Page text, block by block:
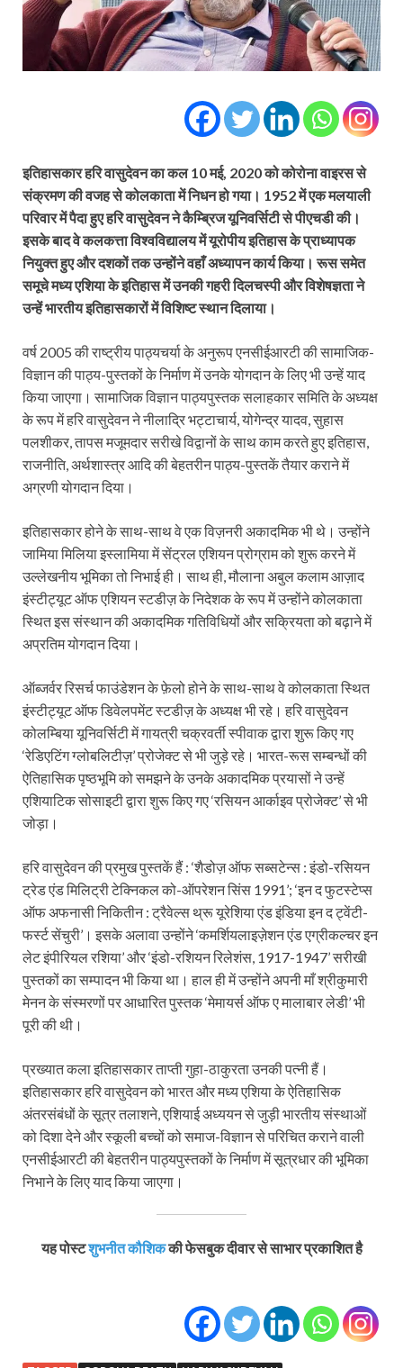
इतिहासकार हरि वासुदेवन का कल 10 मई, 2020 को कोरोना वाइरस से
संक्रमण की वजह से कोलकाता में निधन हो गया। 1952 में एक मलयाली
परिवार में पैदा हुए हरि वासुदेवन ने कैम्ब्रिज यूनिवर्सिटी से पीएचडी की।
इसके बाद वे कलकत्ता विश्वविद्यालय में यूरोपीय इतिहास के प्राध्यापक
नियुक्त हुए और दशकों तक उन्होंने वहाँ अध्यापन कार्य किया। रूस समेत
समूचे मध्य एशिया के इतिहास में उनकी गहरी दिलचस्पी और विशेषज्ञता ने
उन्हें भारतीय इतिहासकारों में विशिष्ट स्थान दिलाया।
वर्ष 2005 की राष्ट्रीय पाठ्यचर्या के अनुरूप एनसीईआरटी की सामाजिक-
विज्ञान की पाठ्य-पुस्तकों के निर्माण में उनके योगदान के लिए भी उन्हें याद
किया जाएगा। सामाजिक विज्ञान पाठ्यपुस्तक सलाहकार समिति के अध्यक्ष
के रूप में हरि वासुदेवन ने नीलाद्रि भट्टाचार्य, योगेन्द्र यादव, सुहास
पलशीकर, तापस मजूमदार सरीखे विद्वानों के साथ काम करते हुए इतिहास,
राजनीति, अर्थशास्त्र आदि की बेहतरीन पाठ्य-पुस्तकें तैयार कराने में
अग्रणी योगदान दिया।
इतिहासकार होने के साथ-साथ वे एक विज़नरी अकादमिक भी थे। उन्होंने
जामिया मिलिया इस्लामिया में सेंट्रल एशियन प्रोग्राम को शुरू करने में
उल्लेखनीय भूमिका तो निभाई ही। साथ ही, मौलाना अबुल कलाम आज़ाद
इंस्टीट्यूट ऑफ एशियन स्टडीज़ के निदेशक के रूप में उन्होंने कोलकाता
स्थित इस संस्थान की अकादमिक गतिविधियों और सक्रियता को बढ़ाने में
अप्रतिम योगदान दिया।
ऑब्जर्वर रिसर्च फाउंडेशन के फ़ेलो होने के साथ-साथ वे कोलकाता स्थित
इंस्टीट्यूट ऑफ डिवेलपमेंट स्टडीज़ के अध्यक्ष भी रहे। हरि वासुदेवन
कोलम्बिया यूनिवर्सिटी में गायत्री चक्रवर्ती स्पीवाक द्वारा शुरू किए गए
‘रेडिएटिंग ग्लोबलिटीज़’ प्रोजेक्ट से भी जुड़े रहे। भारत-रूस सम्बन्धों की
ऐतिहासिक पृष्ठभूमि को समझने के उनके अकादमिक प्रयासों ने उन्हें
एशियाटिक सोसाइटी द्वारा शुरू किए गए ‘रसियन आर्काइव प्रोजेक्ट’ से भी
जोड़ा।
हरि वासुदेवन की प्रमुख पुस्तकें हैं : ‘शैडोज़ ऑफ सब्सटेन्स : इंडो-रसियन
ट्रेड एंड मिलिट्री टेक्निकल को-ऑपरेशन सिंस 1991’; ‘इन द फुटस्टेप्स
ऑफ अफनासी निकितीन : ट्रैवेल्स थ्रू यूरेशिया एंड इंडिया इन द ट्वेंटी-
फर्स्ट सेंचुरी’। इसके अलावा उन्होंने ‘कमर्शियलाइज़ेशन एंड एग्रीकल्चर इन
लेट इंपीरियल रशिया’ और ‘इंडो-रशियन रिलेशंस, 1917-1947’ सरीखी
पुस्तकों का सम्पादन भी किया था। हाल ही में उन्होंने अपनी माँ श्रीकुमारी
मेनन के संस्मरणों पर आधारित पुस्तक ‘मेमायर्स ऑफ ए मालाबार लेडी’ भी
पूरी की थी।
प्रख्यात कला इतिहासकार ताप्ती गुहा-ठाकुरता उनकी पत्नी हैं।
इतिहासकार हरि वासुदेवन को भारत और मध्य एशिया के ऐतिहासिक
अंतरसंबंधों के सूत्र तलाशने, एशियाई अध्ययन से जुड़ी भारतीय संस्थाओं
को दिशा देने और स्कूली बच्चों को समाज-विज्ञान से परिचित कराने वाली
एनसीईआरटी की बेहतरीन पाठ्यपुस्तकों के निर्माण में सूत्रधार की भूमिका
निभाने के लिए याद किया जाएगा।
यह पोस्टशुभनीत कौशिककी फेसबुक दीवार से साभार प्रकाशित है